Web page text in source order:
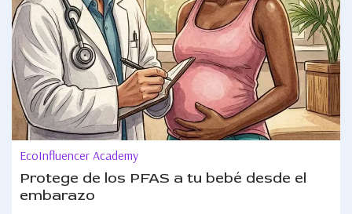
EcoInfluencer Academy
Protege de los PFAS a tu bebé desde el
embarazo